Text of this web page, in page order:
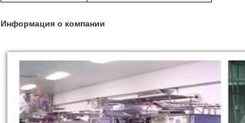
Информация о компании